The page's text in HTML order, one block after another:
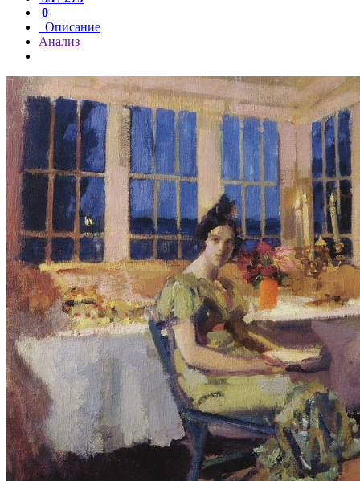
0
Описание
Анализ